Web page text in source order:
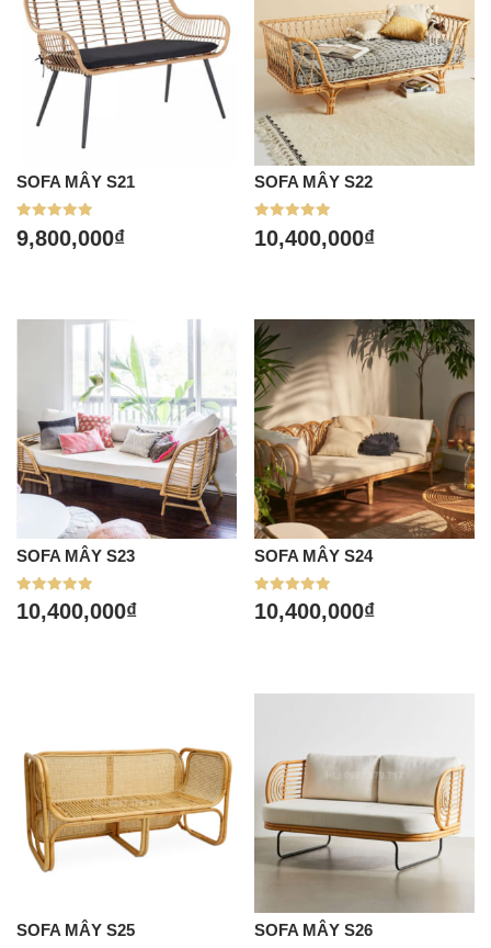
SOFA MÂY S21
Được xếp
hạng
9,800,000₫
SOFA MÂY S22
Được xếp
hạng
10,400,000₫
SOFA MÂY S23
Được xếp
hạng
10,400,000₫
SOFA MÂY S24
Được xếp
hạng
10,400,000₫
SOFA MÂY S25 SOFA MÂY S26